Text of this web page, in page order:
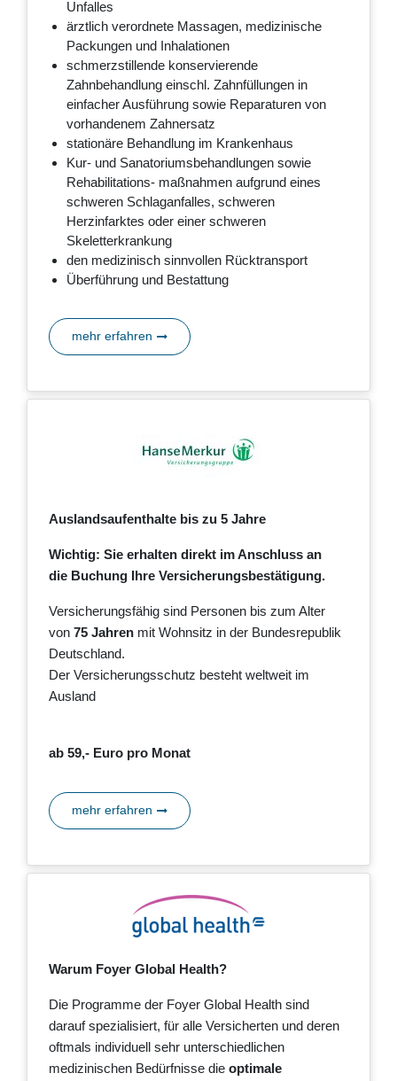
Unfalles
ärztlich verordnete Massagen, medizinische
Packungen und Inhalationen
schmerzstillende konservierende
Zahnbehandlung einschl. Zahnfüllungen in
einfacher Ausführung sowie Reparaturen von
vorhandenem Zahnersatz
stationäre Behandlung im Krankenhaus
Kur- und Sanatoriumsbehandlungen sowie
Rehabilitations- maßnahmen aufgrund eines
schweren Schlaganfalles, schweren
Herzinfarktes oder einer schweren
Skeletterkrankung
den medizinisch sinnvollen Rücktransport
Überführung und Bestattung
mehr erfahren
Auslandsaufenthalte bis zu 5 Jahre
Wichtig: Sie erhalten direkt im Anschluss an
die Buchung Ihre Versicherungsbestätigung.
Versicherungsfähig sind Personen bis zum Alter
von 75 Jahren mit Wohnsitz in der Bundesrepublik
Deutschland.
Der Versicherungsschutz besteht weltweit im
Ausland
ab 59,- Euro pro Monat
mehr erfahren
Warum Foyer Global Health?
Die Programme der Foyer Global Health sind
darauf spezialisiert, für alle Versicherten und deren
oftmals individuell sehr unterschiedlichen
medizinischen Bedürfnisse die optimale